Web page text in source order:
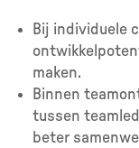
Bij individuele
maken.
Binnen
tussen
beter